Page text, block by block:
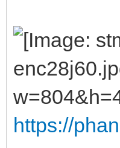
https://